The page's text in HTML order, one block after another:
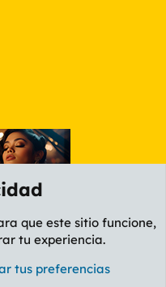
que este sitio funcione,
tu experiencia.
tus preferencias